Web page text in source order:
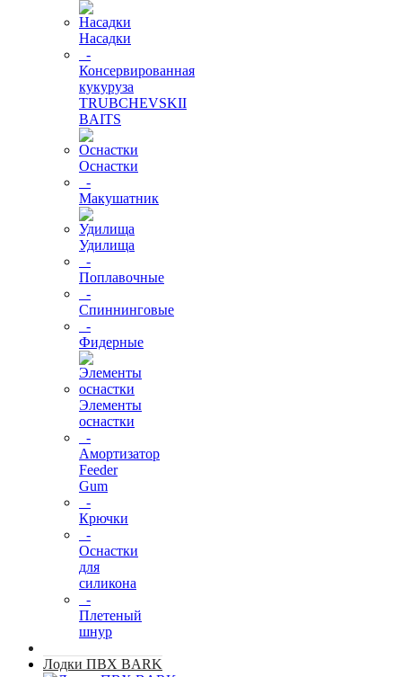
Насадки
-
Консервированная
кукуруза
TRUBCHEVSKII
BAITS
Оснастки
-
Макушатник
Удилища
-
Поплавочные
-
Спиннинговые
-
Фидерные
Элементы
оснастки
-
Амортизатор
Feeder
Gum
-
Крючки
-
Оснастки
для
силикона
-
Плетеный
шнур
Лодки ПВХ BARK